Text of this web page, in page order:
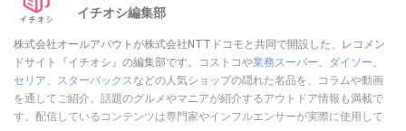
イチオシ編集部
株式会社オールアバウトが株式会社NTTドコモと共同で開設した、レコメン
ドサイト『イチオシ』の編集部です。
コストコや業務スーパー、 ダイソー、
セリア、 スターバックスなどの人気ショップの隠れた名品を、コラムや動画
を通してご紹介。話題のグルメやマニアが紹介するアウトドア情報も満載で
す。配信しているコンテンツは専門家やインフルエンサーが実際に使用して